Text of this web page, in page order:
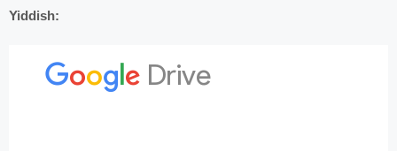
Yiddish: